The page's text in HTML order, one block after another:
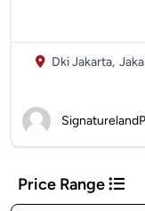
Dki Jakarta,
Price Range